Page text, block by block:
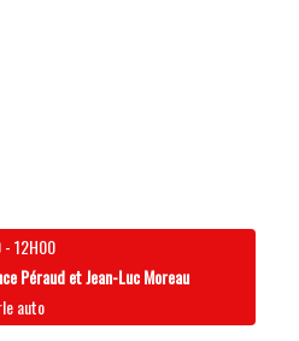
-12H00
Péraud et Jean-Luc Moreau
auto